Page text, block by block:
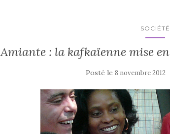
SOCIÉTÉ
Amiante : la kafkaïenne mise
Posté le 8 novembre 2012